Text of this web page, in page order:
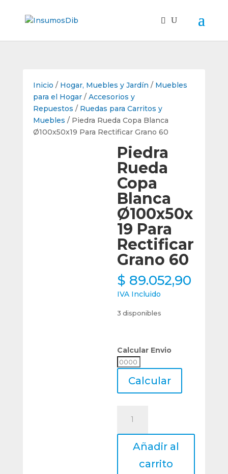
Inicio / Hogar, Muebles y Jardín / Muebles
para el Hogar/ Accesorios y
Repuestos / Ruedas para Carritos y
Muebles / Piedra Rueda Copa Blanca
Ø100x50x19 Para Rectificar Grano 60
Piedra
Rueda
Copa
Blanca
Ø100x50x
19 Para
Rectificar
Grano 60
$ 89.052,90
IVA Incluido
3 disponibles
Calcular Envio
Calcular
Calcular
Rueda
Copa
Blanca
Ø100x50x19
Añadir al
carrito